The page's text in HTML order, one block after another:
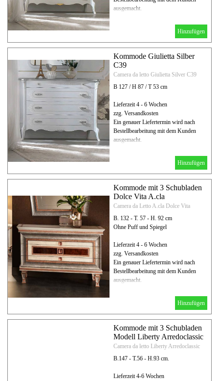
ausgemacht.
Hinzufügen
Kommode Giulietta Silber
C39
Camera da letto Giulietta Silver C39
B 127 / H 87 / T 53 cm
Lieferzeit 4 - 6 Wochen
zzg. Versandkosten
Ein genauer Liefertermin wird nach
Bestellbearbeitung mit dem Kunden
ausgemacht.
Hinzufügen
Kommode mit 3 Schubladen
Dolce Vita A.cla
Camera da Letto A.cla Dolce Vita
B. 132 - T. 57 - H. 92 cm
Ohne Puff und Spiegel
Lieferzeit 4 - 6 Wochen
zzg. Versandkosten
Ein genauer Liefertermin wird nach
Bestellbearbeitung mit dem Kunden
ausgemacht.
Hinzufügen
Kommode mit 3 Schubladen
Modell Liberty Arredoclassic
Camera da letto Liberty Arredoclassic
B.147 - T.56 - H.93 cm.
Lieferzeit 4-6 Wochen